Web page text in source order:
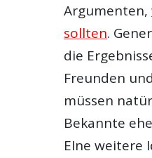
Argumenten,
sollten.
die
Freunden
müssen
Bekannte
EIne weitere